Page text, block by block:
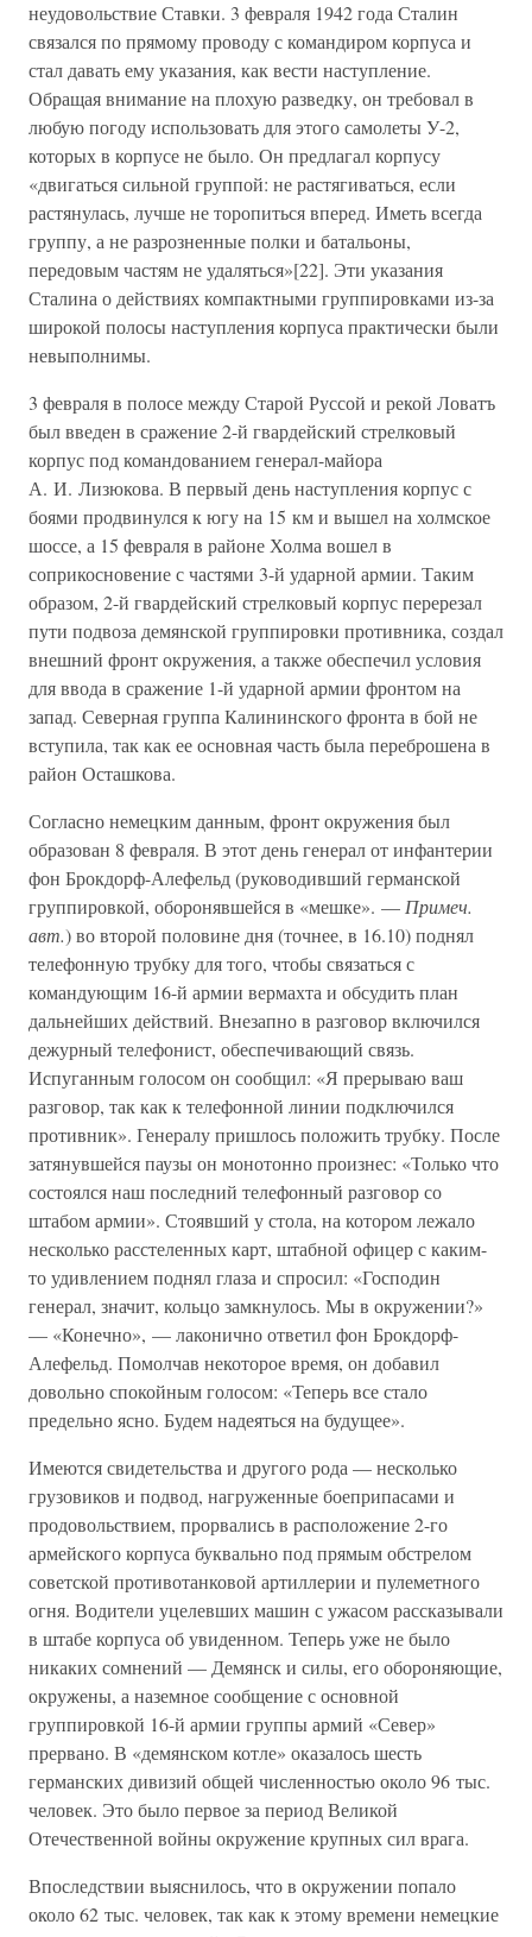
неудовольствие Ставки. 3 февраля 1942 года Сталин
связался по прямому проводу с командиром корпуса и
стал давать ему указания, как вести наступление.
Обращая внимание на плохую разведку, он требовал в
любую погоду использовать для этого самолеты У-2,
которых в корпусе не было. Он предлагал корпусу
«двигаться сильной группой: не растягиваться, если
растянулась, лучше не торопиться вперед. Иметь всегда
группу, а не разрозненные полки и батальоны,
передовым частям не удаляться»[22]. Эти указания
Сталина о действиях компактными группировками из-за
широкой полосы наступления корпуса практически были
невыполнимы.
3 февраля в полосе между Старой Руссой и рекой Ловатъ
был введен в сражение 2-й гвардейский стрелковый
корпус под командованием генерал-майора
А. И. Лизюкова. В первый день наступления корпус с
боями продвинулся к югу на 15 км и вышел на холмское
шоссе, а 15 февраля в районе Холма вошел в
соприкосновение с частями 3-й ударной армии. Таким
образом, 2-й гвардейский стрелковый корпус перерезал
пути подвоза демянской группировки противника, создал
внешний фронт окружения, а также обеспечил условия
для ввода в сражение 1-й ударной армии фронтом на
запад. Северная группа Калининского фронта в бой не
вступила, так как ее основная часть была переброшена в
район Осташкова.
Согласно немецким данным, фронт окружения был
образован 8 февраля. В этот день генерал от инфантерии
фон Брокдорф-Алефельд (руководивший германской
группировкой, оборонявшейся в «мешке». — Примеч.
авт.) во второй половине дня (точнее, в 16.10) поднял
телефонную трубку для того, чтобы связаться с
командующим 16-й армии вермахта и обсудить план
дальнейших действий. Внезапно в разговор включился
дежурный телефонист, обеспечивающий связь.
Испуганным голосом он сообщил: «Я прерываю ваш
разговор, так как к телефонной линии подключился
противник». Генералу пришлось положить трубку. После
затянувшейся паузы он монотонно произнес: «Только что
состоялся наш последний телефонный разговор со
штабом армии». Стоявший у стола, на котором лежало
несколько расстеленных карт, штабной офицер с каким-
то удивлением поднял глаза и спросил: «Господин
генерал, значит, кольцо замкнулось. Мы в окружении?»
— «Конечно», — лаконично ответил фон Брокдорф-
Алефельд. Помолчав некоторое время, он добавил
довольно спокойным голосом: «Теперь все стало
предельно ясно. Будем надеяться на будущее».
Имеются свидетельства и другого рода — несколько
грузовиков и подвод, нагруженные боеприпасами и
продовольствием, прорвались в расположение 2-го
армейского корпуса буквально под прямым обстрелом
советской противотанковой артиллерии и пулеметного
огня. Водители уцелевших машин с ужасом рассказывали
в штабе корпуса об увиденном. Теперь уже не было
никаких сомнений — Демянск и силы, его обороняющие,
окружены, а наземное сообщение с основной
группировкой 16-й армии группы армий «Север»
прервано. В «демянском котле» оказалось шесть
германских дивизий общей численностью около 96 тыс.
человек. Это было первое за период Великой
Отечественной войны окружение крупных сил врага.
Впоследствии выяснилось, что в окружении попало
около 62 тыс. человек, так как к этому времени немецкие